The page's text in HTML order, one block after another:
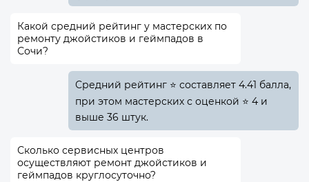
Какой средний рейтинг у мастерских по
ремонту джойстиков и геймпадов в
Сочи?
Средний рейтинг ⭐ составляет 4.41 балла,
при этом мастерских с оценкой ⭐ 4 и
выше 36 штук.
Сколько сервисных центров
осуществляют ремонт джойстиков и
геймпадов круглосуточно?